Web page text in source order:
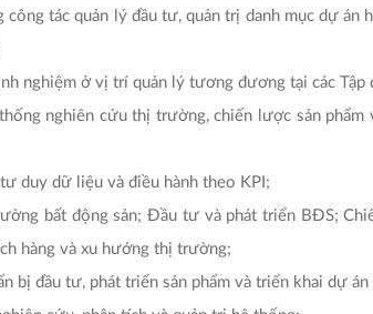
công tác quản lý đầu tư, quản trị danh mục dự án
nghiệm ở vị trí quản lý tương đương tại các
nghiên cứu thị trường, chiến lược sản
duy dữ liệu và điều hành theo KPI;
bất động sản; Đầu tư và phát triển BĐS;
hàng và xu hướng thị trường;
bị đầu tư, phát triển sản phẩm và triển khai dự án